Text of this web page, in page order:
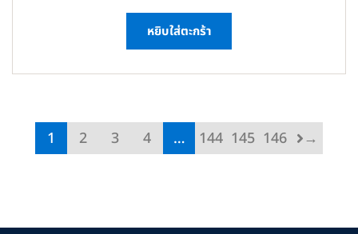
หยิบใส่ตะกร้า
1 2 3 4 … 144 145 146 →